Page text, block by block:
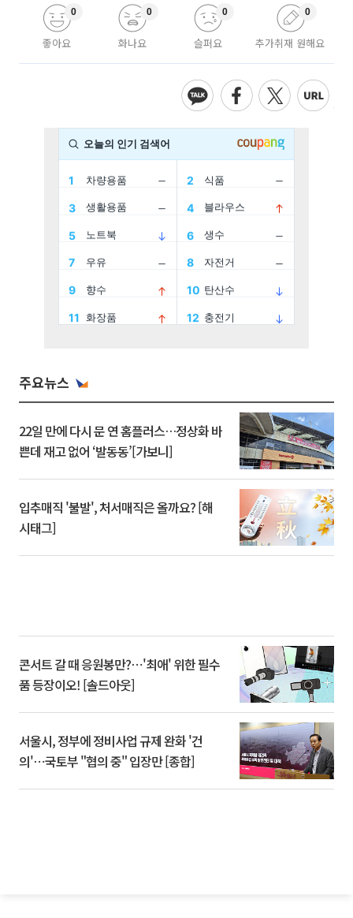
좋아요
0
화나요
0
슬퍼요
0
추가취재 원해요
0
주요뉴스
22일 만에 다시 문 연 홈플러스…정상화 바
쁜데 재고 없어 ‘발동동’[가보니]
입추매직 '불발', 처서매직은 올까요? [해
시태그]
콘서트 갈 때 응원봉만?⋯'최애' 위한 필수
품 등장이오! [솔드아웃]
서울시, 정부에 정비사업 규제 완화 '건
의'⋯국토부 "협의 중" 입장만 [종합]